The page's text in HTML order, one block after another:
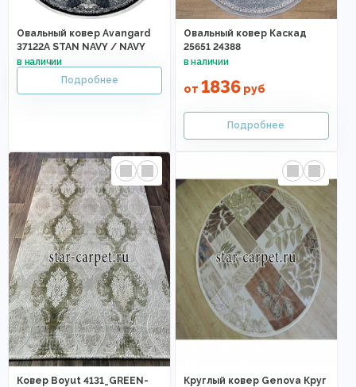
Овальный ковер Avangard
37122A STAN NAVY / NAVY
Овальный ковер Каскад
25651 24388
от 1836руб
Ковер Boyut 4131_GREEN-
Круглый ковер Genova Круг